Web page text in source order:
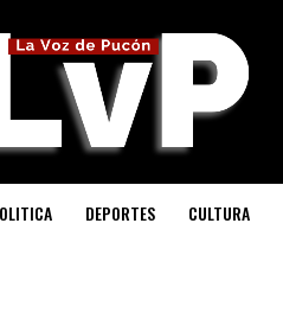
DEPORTES CULTURA